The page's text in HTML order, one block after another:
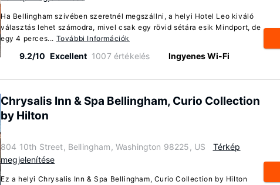
Ha Bellingham szívében szeretnél megszállni, a helyi Hotel Leo kiváló
választás lehet számodra, mivel csak egy rövid sétára esik Mindport, de
egy 4 perces... További Információk
9.2/10 Excellent 1007 értékelés Ingyenes Wi-Fi
Chrysalis Inn & Spa Bellingham, Curio Collection
by Hilton
804 10th Street, Bellingham, Washington 98225, US
Térkép
megjelenítése
Ez a helyi Chrysalis Inn & Spa Bellingham, Curio Collection by Hilton